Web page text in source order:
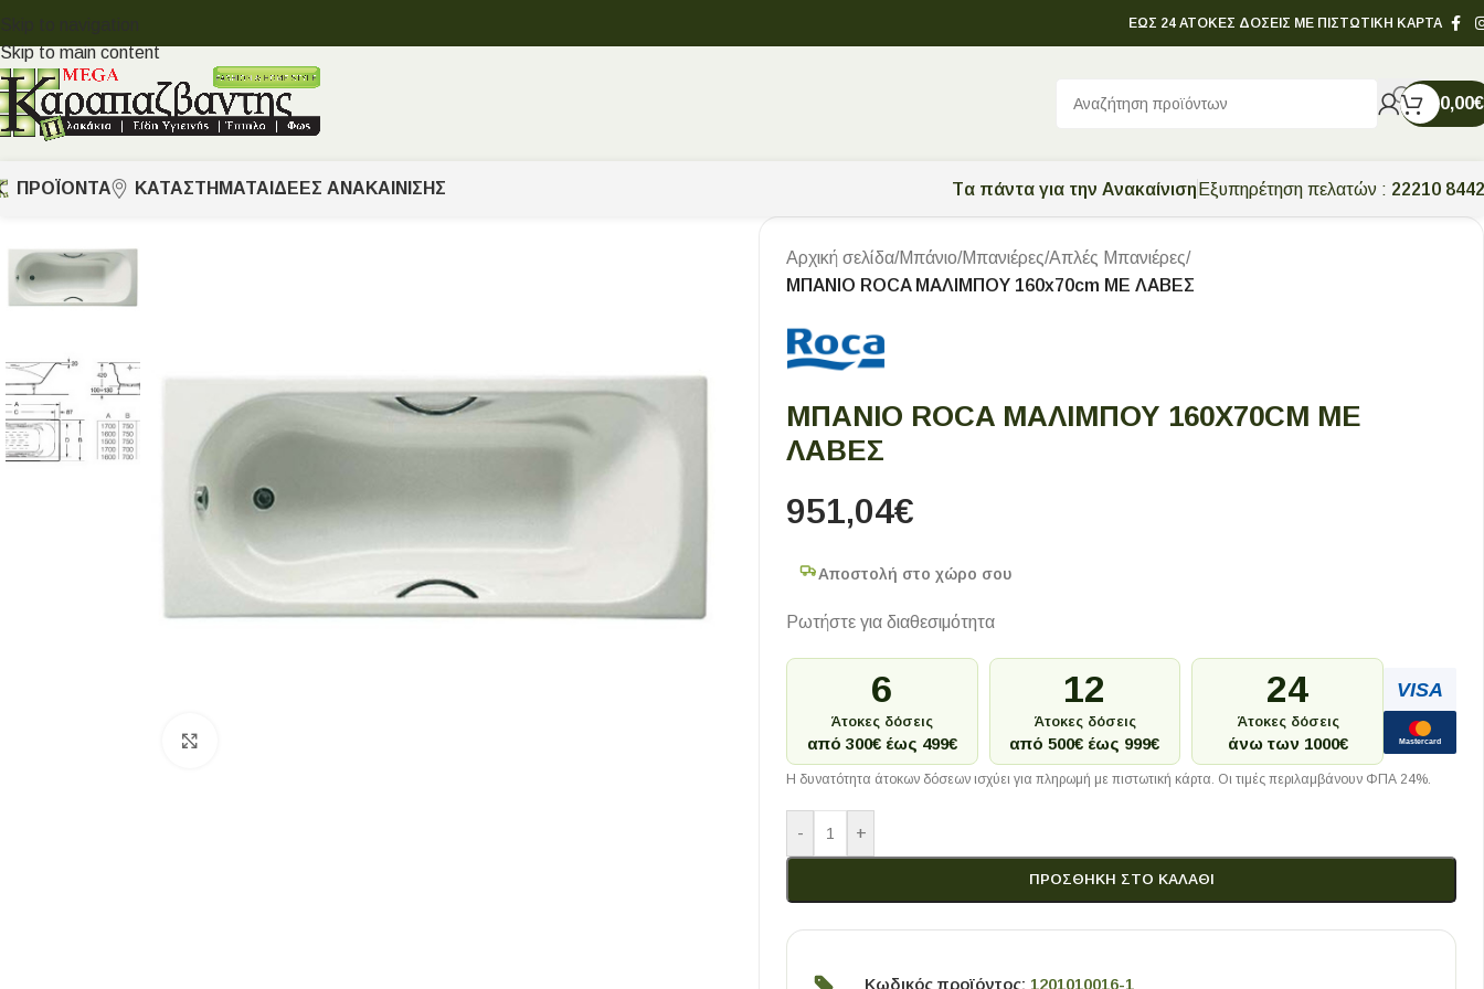
Skip to navigation
Skip to main content
ΕΩΣ 24 ΑΤΟΚΕΣ ΔΟΣΕΙΣ ΜΕ ΠΙΣΤΩΤΙΚΗ ΚΑΡΤΑ
0,00€
ΠΡΟΪΟΝΤΑ ΚΑΤΑΣΤΗΜΑΤΑ ΙΔΈΕΣ ΑΝΑΚΑΊΝΙΣΗΣ Tα πάντα για την Ανακαίνιση Εξυπηρέτηση πελατών : 22210
Αρχική σελίδα/Μπάνιο/Μπανιέρες/Απλές Μπανιέρες/
ΜΠΑΝΙΟ ROCA ΜΑΛΙΜΠΟΥ 160x70cm ΜΕ ΛΑΒΕΣ
ΜΠΑΝΙΟ ROCA ΜΑΛΙΜΠΟΥ 160X70CM ΜΕ
ΛΑΒΕΣ
951,04€
Αποστολή στο χώρο σου
Ρωτήστε για διαθεσιμότητα
6
Άτοκες δόσεις
από 300€ έως 499€
12
Άτοκες δόσεις
από 500€ έως 999€
24
Άτοκες δόσεις
άνω των 1000€
VISA
Mastercard
Η δυνατότητα άτοκων δόσεων ισχύει για πληρωμή με πιστωτική κάρτα. Οι τιμές περιλαμβάνουν ΦΠΑ 24%.
- +
ΠΡΟΣΘΉΚΗ ΣΤΟ ΚΑΛΆΘΙ
Κωδικός προϊόντος: 1201010016-1